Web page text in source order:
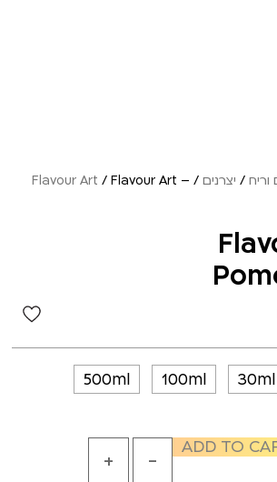
/ יצרנים /
Flavour Art / Flavour Art –
30ml
100ml
500ml
-
+ ADD TO